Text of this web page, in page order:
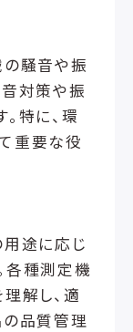
の騒音や振
対策や振
特に、環
重要な役
途に応じ
各種測定機
解し、適
の品質管理